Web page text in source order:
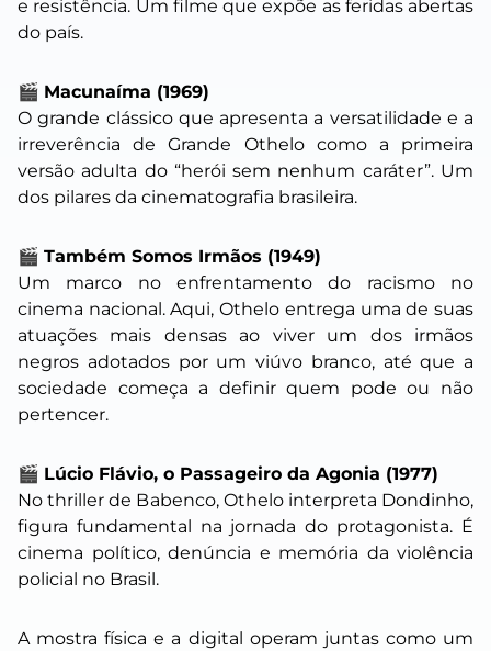
e resistência. Um filme que expõe as feridas abertas
do país.
🎬 Macunaíma (1969)
O grande clássico que apresenta a versatilidade e a
irreverência de Grande Othelo como a primeira
versão adulta do “herói sem nenhum caráter”. Um
dos pilares da cinematografia brasileira.
🎬 Também Somos Irmãos (1949)
Um marco no enfrentamento do racismo no
cinema nacional. Aqui, Othelo entrega uma de suas
atuações mais densas ao viver um dos irmãos
negros adotados por um viúvo branco, até que a
sociedade começa a definir quem pode ou não
pertencer.
🎬 Lúcio Flávio, o Passageiro da Agonia (1977)
No thriller de Babenco, Othelo interpreta Dondinho,
figura fundamental na jornada do protagonista. É
cinema político, denúncia e memória da violência
policial no Brasil.
A mostra física e a digital operam juntas como um